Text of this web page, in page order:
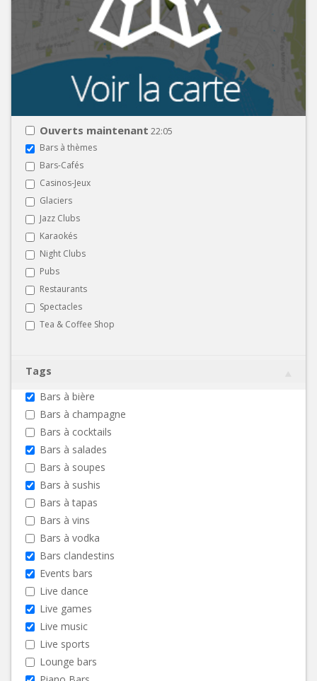
Ouverts maintenant 22:05
Bars à thèmes
Bars-Cafés
Casinos-Jeux
Glaciers
Jazz Clubs
Karaokés
Night Clubs
Pubs
Restaurants
Spectacles
Tea & Coffee Shop
Tags
Bars à bière
Bars à champagne
Bars à cocktails
Bars à salades
Bars à soupes
Bars à sushis
Bars à tapas
Bars à vins
Bars à vodka
Bars clandestins
Events bars
Live dance
Live games
Live music
Live sports
Lounge bars